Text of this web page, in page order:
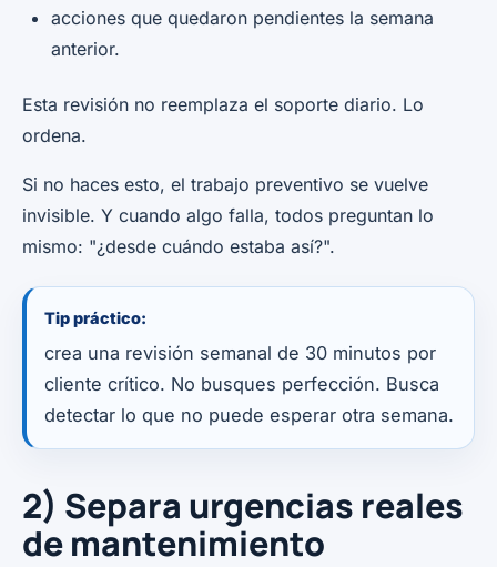
acciones que quedaron pendientes la semana
anterior.
Esta revisión no reemplaza el soporte diario. Lo
ordena.
Si no haces esto, el trabajo preventivo se vuelve
invisible. Y cuando algo falla, todos preguntan lo
mismo: "¿desde cuándo estaba así?".
Tip práctico:
crea una revisión semanal de 30 minutos por
cliente crítico. No busques perfección. Busca
detectar lo que no puede esperar otra semana.
2) Separa urgencias reales
de mantenimiento